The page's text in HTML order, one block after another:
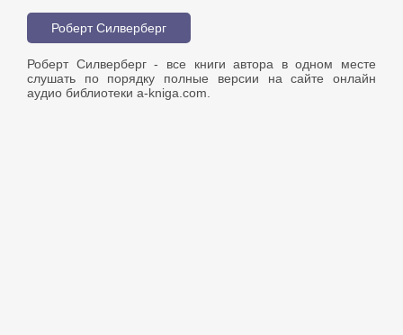
Роберт Силверберг
Роберт Силверберг - все книги автора в одном месте
слушать по порядку полные версии на сайте онлайн
аудио библиотеки a-kniga.com.